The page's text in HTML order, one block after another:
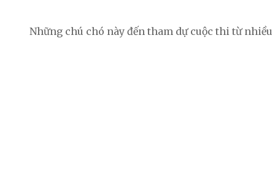
Những chú chó này đến tham dự cuộc thi từ